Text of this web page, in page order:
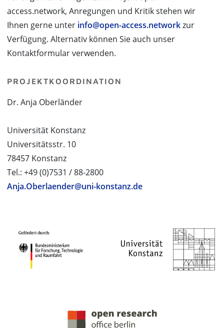
access.network, Anregungen und Kritik stehen wir
Ihnen gerne unter info@open-access.networkzur
Verfügung. Alternativ können Sie auch unser
Kontaktformular verwenden.
PROJEKTKOORDINATION
Dr. Anja Oberländer
Universität Konstanz
Universitätsstr. 10
78457 Konstanz
Tel.: +49 (0)7531 / 88-2800
Anja.Oberlaender@uni-konstanz.de